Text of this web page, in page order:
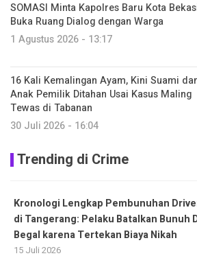
SOMASI Minta Kapolres Baru Kota
Buka Ruang Dialog dengan Warga
1 Agustus 2026 - 13:17
16 Kali Kemalingan Ayam, Kini Suami
Anak Pemilik Ditahan Usai Kasus Maling
Tewas di Tabanan
30 Juli 2026 - 16:04
Trending di Crime
Kronologi Lengkap Pembunuhan
di Tangerang: Pelaku Batalkan Bunuh
Begal karena Tertekan Biaya Nikah
15 Juli 2026